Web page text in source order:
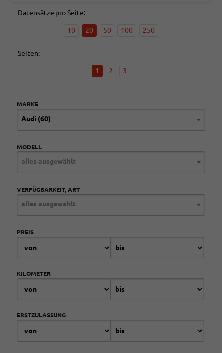
Datensätze pro Seite:
10 20 50 100 250
Seiten:
1 2 3
MARKE
Audi (60)
MODELL
alles ausgewählt
VERFÜGBARKEIT, ART
alles ausgewählt
PREIS
KILOMETER
ERSTZULASSUNG